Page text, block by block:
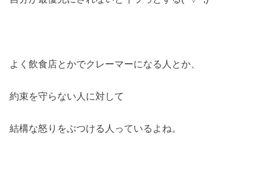
よく飲食店とかでクレーマーになる人とか、
約束を守らない人に対して
結構な怒りをぶつける人っているよね。